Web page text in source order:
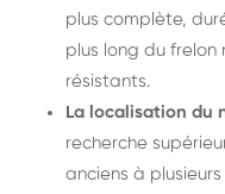
plus complète,
plus long du
résistants.
La localisation du
recherche
anciens à